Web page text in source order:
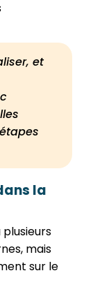
et
la
mais
sur le